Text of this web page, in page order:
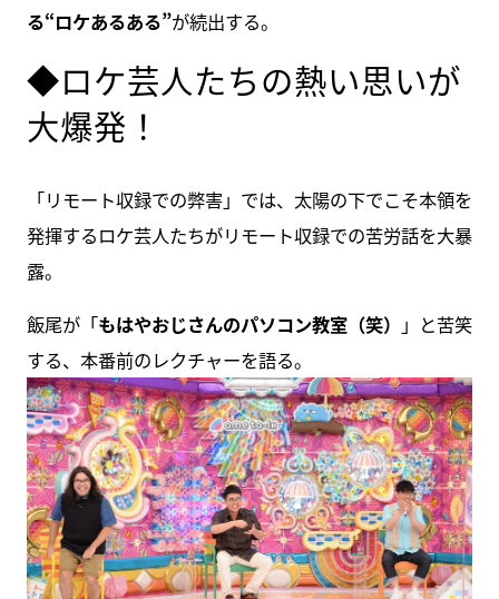
る“ロケあるある”が続出する。
◆ロケ芸人たちの熱い思いが
大爆発！
「リモート収録での弊害」では、太陽の下でこそ本領を
発揮するロケ芸人たちがリモート収録での苦労話を大暴
露。
飯尾が「もはやおじさんのパソコン教室（笑） 」と苦笑
する、本番前のレクチャーを語る。